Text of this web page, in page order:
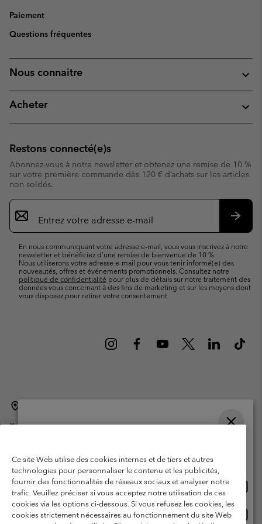
Paiement
Questions fréquentes
Nous connaitre
Acheter
Restons connecté(e)s
Abonnez-vous à notre newsletter et obtenez une remise de 10 %
sur votre première commande dès 120 € d’achats sur les articles
non soldés.
Inscription
par
e-
En nous communiquant votre adresse e-mail, vous vous inscrivez à notre
newsletter et bénéficiez d’une remise de bienvenue de 10 %.
Nous utiliserons votre adresse e-mail pour vous tenir informé(e) des
nouveautés, offres et événements promotionnels. Consultez notre
politique de confidentialité pour plus de détails sur notre traitement des
données vous concernant à des fins de marketing et sur les moyens dont
vous disposez pour retirer votre consentement.
©2026Columbia Sportswear International Sarl. Avenue des Morgines, 12
Garanties Légales
Politique de confidentialité
Conditions d'utilisation - Membres
Conditions D'utilisation - Contenu généré par l'utilisateur
Impressum
Ce site Web utilise des cookies internes et de tiers et autres
technologies pour personnaliser le contenu et les publicités,
fournir des fonctionnalités de réseaux sociaux et analyser notre
trafic. Veuillez préciser si vous acceptez notre utilisation de ces
cookies via les options ci-dessous. Si vous refusez les cookies, les
cookies strictement nécessaires au fonctionnement du site Web
Achats en ligne disponibles
United States
ligne
Belgium-English